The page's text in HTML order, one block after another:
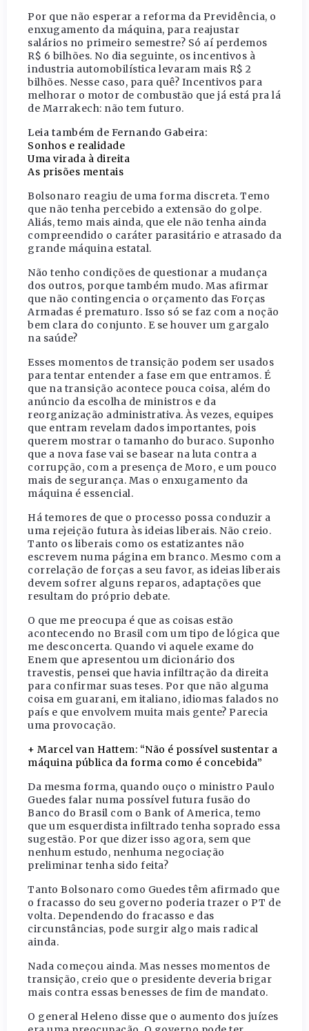
Por que não esperar a reforma da Previdência, o
enxugamento da máquina, para reajustar
salários no primeiro semestre? Só aí perdemos
R$ 6 bilhões. No dia seguinte, os incentivos à
industria automobilística levaram mais R$ 2
bilhões. Nesse caso, para quê? Incentivos para
melhorar o motor de combustão que já está pra lá
de Marrakech: não tem futuro.
Leia também de Fernando Gabeira:
Sonhos e realidade
Uma virada à direita
As prisões mentais
Bolsonaro reagiu de uma forma discreta. Temo
que não tenha percebido a extensão do golpe.
Aliás, temo mais ainda, que ele não tenha ainda
compreendido o caráter parasitário e atrasado da
grande máquina estatal.
Não tenho condições de questionar a mudança
dos outros, porque também mudo. Mas afirmar
que não contingencia o orçamento das Forças
Armadas é prematuro. Isso só se faz com a noção
bem clara do conjunto. E se houver um gargalo
na saúde?
Esses momentos de transição podem ser usados
para tentar entender a fase em que entramos. É
que na transição acontece pouca coisa, além do
anúncio da escolha de ministros e da
reorganização administrativa. Às vezes, equipes
que entram revelam dados importantes, pois
querem mostrar o tamanho do buraco. Suponho
que a nova fase vai se basear na luta contra a
corrupção, com a presença de Moro, e um pouco
mais de segurança. Mas o enxugamento da
máquina é essencial.
Há temores de que o processo possa conduzir a
uma rejeição futura às ideias liberais. Não creio.
Tanto os liberais como os estatizantes não
escrevem numa página em branco. Mesmo com a
correlação de forças a seu favor, as ideias liberais
devem sofrer alguns reparos, adaptações que
resultam do próprio debate.
O que me preocupa é que as coisas estão
acontecendo no Brasil com um tipo de lógica que
me desconcerta. Quando vi aquele exame do
Enem que apresentou um dicionário dos
travestis, pensei que havia infiltração da direita
para confirmar suas teses. Por que não alguma
coisa em guarani, em italiano, idiomas falados no
país e que envolvem muita mais gente? Parecia
uma provocação.
+ Marcel van Hattem: “Não é possível sustentar a
máquina pública da forma como é concebida”
Da mesma forma, quando ouço o ministro Paulo
Guedes falar numa possível futura fusão do
Banco do Brasil com o Bank of America, temo
que um esquerdista infiltrado tenha soprado essa
sugestão. Por que dizer isso agora, sem que
nenhum estudo, nenhuma negociação
preliminar tenha sido feita?
Tanto Bolsonaro como Guedes têm afirmado que
o fracasso do seu governo poderia trazer o PT de
volta. Dependendo do fracasso e das
circunstâncias, pode surgir algo mais radical
ainda.
Nada começou ainda. Mas nesses momentos de
transição, creio que o presidente deveria brigar
mais contra essas benesses de fim de mandato.
O general Heleno disse que o aumento dos juízes